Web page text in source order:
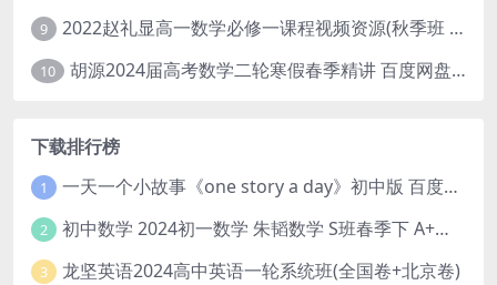
9 2022赵礼显高一数学必修一课程视频资源(秋季班 含讲义)百度网盘云
10 胡源2024届高考数学二轮寒假春季精讲 百度网盘分享
下载排行榜
1 一天一个小故事《one story a day》初中版 百度网盘分享下载
2 初中数学 2024初一数学 朱韬数学 S班春季下 A+班春季下 百度云网盘
3 龙坚英语2024高中英语一轮系统班(全国卷+北京卷)